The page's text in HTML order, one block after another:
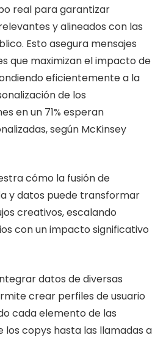
real para garantizar
y alineados con las
Esto asegura mensajes
que maximizan el impacto de
eficientemente a la
de los
en un 71% esperan
según McKinsey
cómo la fusión de
y datos puede transformar
creativos, escalando
con un impacto significativo
datos de diversas
crear perfiles de usuario
cada elemento de las
los copys hasta las llamadas a